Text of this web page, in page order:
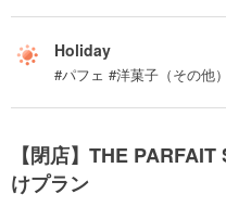
Holiday
#パフェ #洋菓子（その他）
【閉店】THE
けプラン